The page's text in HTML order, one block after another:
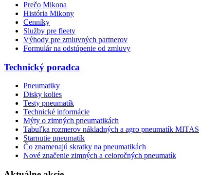
Prečo Mikona
História Mikony
Cenníky
Služby pre fleety
Výhody pre zmluvných partnerov
Formulár na odstúpenie od zmluvy
Technický poradca
Pneumatiky
Disky kolies
Testy pneumatík
Technické informácie
Mýty o zimných pneumatikách
Tabuľka rozmerov nákladných a agro pneumatík MITAS
Starnutie pneumatík
Čo znamenajú skratky na pneumatikách
Nové značenie zimných a celoročných pneumatík